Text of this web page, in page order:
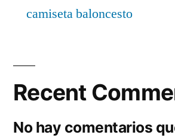
camiseta baloncesto
Recent
No hay comentarios